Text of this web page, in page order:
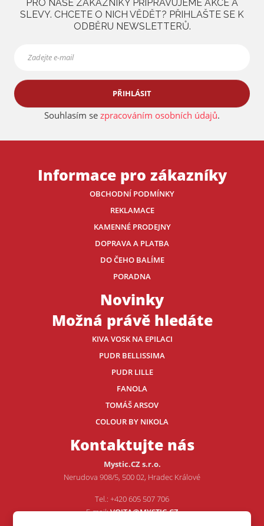
a
PRO NAŠE ZÁKAZNÍKY PŘIPRAVUJEME AKCE A
SLEVY. CHCETE O NICH VĚDĚT? PŘIHLAŠTE SE K
ODBĚRU NEWSLETTERŮ.
PŘIHLÁSIT
Souhlasím se zpracováním osobních údajů.
Informace pro zákazníky
OBCHODNÍ PODMÍNKY
REKLAMACE
KAMENNÉ PRODEJNY
DOPRAVA A PLATBA
DO ČEHO BALÍME
PORADNA
Novinky
Možná právě hledáte
KIVA VOSK NA EPILACI
PUDR BELLISSIMA
PUDR LILLE
FANOLA
TOMÁŠ ARSOV
COLOUR BY NIKOLA
Kontaktujte nás
Mystic.CZ s.r.o.
Nerudova 908/5, 500 02, Hradec Králové
Tel.: +420 605 507 706
E-mail:VOJTA@MYSTIC.CZ